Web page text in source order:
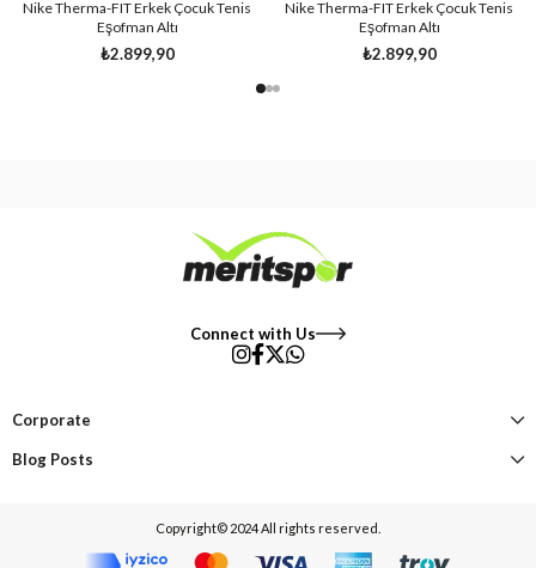
Nike Therma-FIT Erkek Çocuk Tenis
Eşofman Altı
₺2.899,90
Nike Therma-FIT Erkek Çocuk Tenis
Eşofman Altı
₺2.899,90
Connect with Us
Corporate
Blog Posts
Copyright© 2024 All rights reserved.